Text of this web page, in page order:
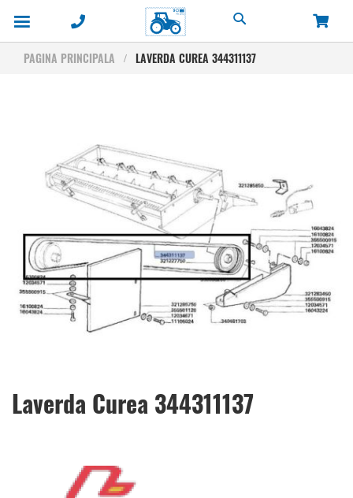
Cautare
PAGINA PRINCIPALA LAVERDA CUREA 344311137
Skip
to
Laverda Curea 344311137